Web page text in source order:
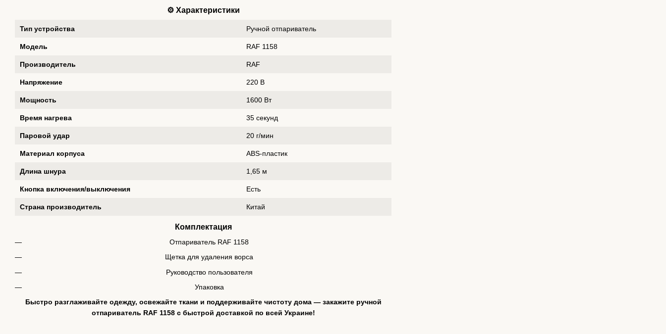
⚙️ Характеристики
Тип устройства Ручной отпариватель
Модель RAF 1158
Производитель RAF
Напряжение 220 В
Мощность 1600 Вт
Время нагрева 35 секунд
Паровой удар 20 г/мин
Материал корпуса ABS-пластик
Длина шнура 1,65 м
Кнопка включения/выключения Есть
Страна производитель Китай
Комплектация
Отпариватель RAF 1158
Щетка для удаления ворса
Руководство пользователя
Упаковка
Быстро разглаживайте одежду, освежайте ткани и поддерживайте чистоту дома — закажите ручной
отпариватель RAF 1158 с быстрой доставкой по всей Украине!